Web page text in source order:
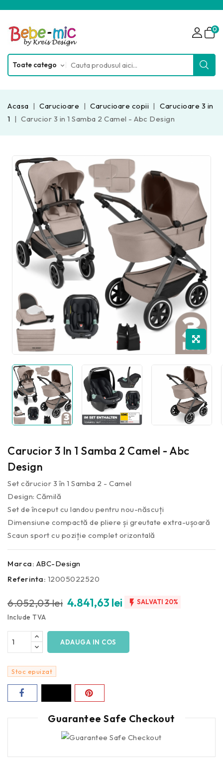
0
Acasa Carucioare Carucioare copii
Carucioare 3 in
1
Carucior 3 in 1 Samba 2 Camel - Abc Design
Carucior 3 In 1 Samba 2 Camel - Abc
Design
Set cărucior 3 în 1 Samba 2 - Camel
Design: Cămilă
Set de început cu landou pentru nou-născuți
Dimensiune compactă de pliere și greutate extra-ușoară
Scaun sport cu poziție complet orizontală
Marca: ABC-Design
Referinta: 12005022520
6.052,03 lei 4.841,63 lei  SALVATI 20%
Include TVA
ADAUGA IN COS
Stoc epuizat
Guarantee Safe Checkout